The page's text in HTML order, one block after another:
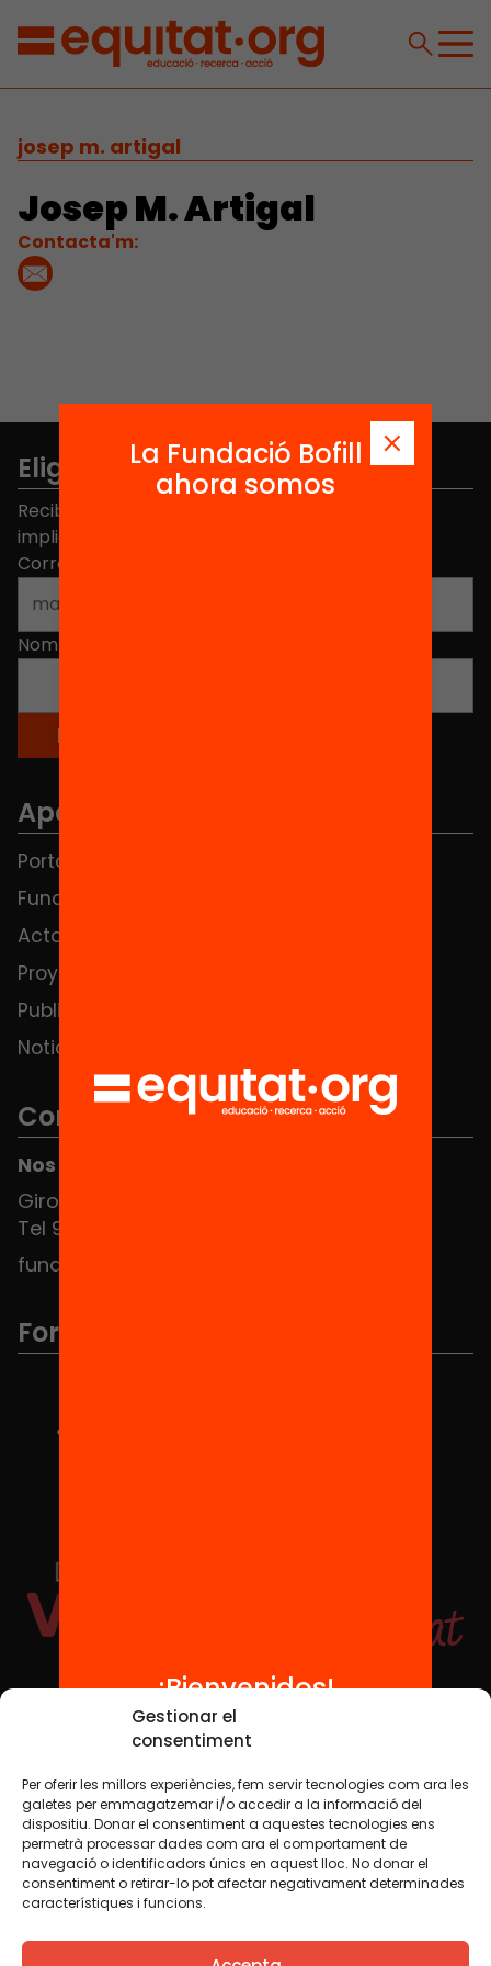
Gestionar el
consentiment
Per oferir les millors experiències, fem servir tecnologies com ara les
galetes per emmagatzemar i/o accedir a la informació del
dispositiu. Donar el consentiment a aquestes tecnologies ens
permetrà processar dades com ara el comportament de
navegació o identificadors únics en aquest lloc. No donar el
consentiment o retirar-lo pot afectar negativament determinades
característiques i funcions.
josep m. artigal
Josep M. Artigal
Contacta'm:
Elige equidad
Recibe contenidos, iniciativas y proyectos para
implicarte.
Correo electrónico
Nombre
Apartados
Portada
Fundación
Actos
Proyectos
Publicaciones y vídeos
Noticias
Contacto
Nos puedes encontrar en el HUB Social
Girona 34, interior 08010 Barcelona
Tel 934 588 700
fundacio@equitat.org
Formamos parte de...
Redes sociales
TWT YTB IG FB IN
Aviso legalPolítica de cookies
Creemos que el conocimiento debe compartirse. Por eso
La Fundació Bofill
ahora somos
¡Bienvenidos!